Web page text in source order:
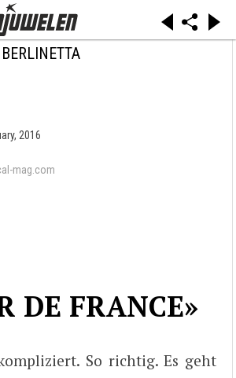
2016
mag.com
DE FRANCE»
So richtig. Es geht